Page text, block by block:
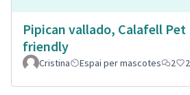
Pipican vallado, Calafell Pet
friendly
Cristina
Espai per mascotes 2 2